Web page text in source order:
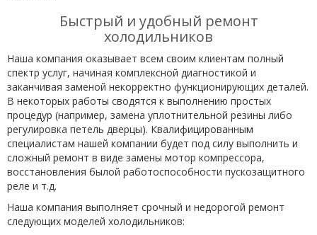
Быстрый и удобный ремонт
холодильников
Наша компания оказывает всем своим клиентам полный
спектр услуг, начиная комплексной диагностикой и
заканчивая заменой некорректно функционирующих деталей.
В некоторых работы сводятся к выполнению простых
процедур (например, замена уплотнительной резины либо
регулировка петель дверцы). Квалифицированным
специалистам нашей компании будет под силу выполнить и
сложный ремонт в виде замены мотор компрессора,
восстановления былой работоспособности пускозащитного
реле и т.д.
Наша компания выполняет срочный и недорогой ремонт
следующих моделей холодильников: